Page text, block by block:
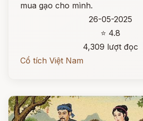
mua gạo cho mình.
26-05-2025
⭐ 4.8
4,309 lượt đọc
Cổ tích Việt Nam